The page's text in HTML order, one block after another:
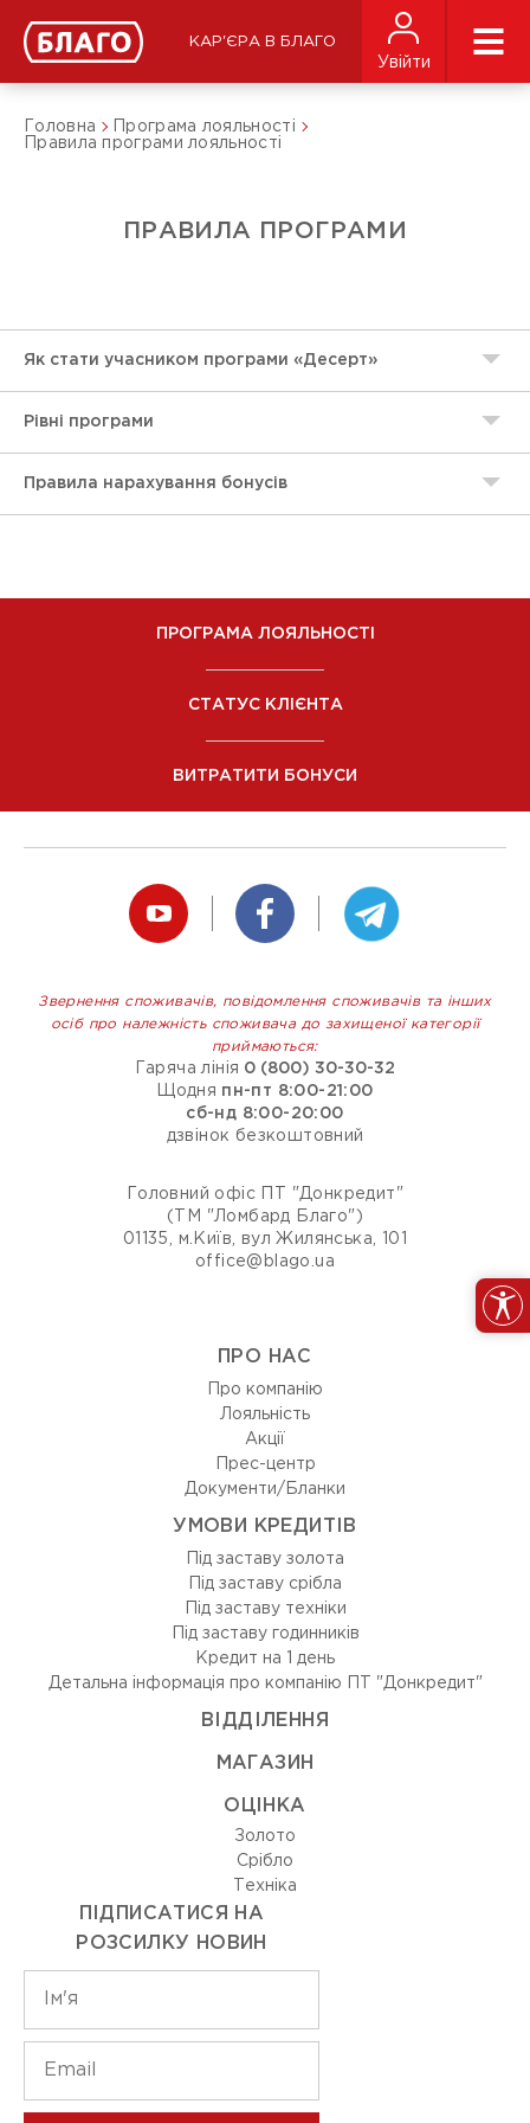
КАР'ЄРА В БЛАГО
Увійти
Головна
Програма лояльності
Правила програми лояльності
ПРАВИЛА ПРОГРАМИ
Як стати учасником програми «Десерт»
Рівні програми
Правила нарахування бонусів
ПРОГРАМА ЛОЯЛЬНОСТІ
СТАТУС КЛІЄНТА
ВИТРАТИТИ БОНУСИ
Звернення споживачів, повідомлення споживачів та інших
осіб про належність споживача до захищеної категорії
приймаються:
Гаряча лінія 0 (800) 30-30-32
Щодня пн-пт 8:00-21:00
сб-нд 8:00-20:00
дзвінок безкоштовний
Головний офіс ПТ "Донкредит"
(ТМ "Ломбард Благо")
01135, м.Київ, вул Жилянська, 101
office@blago.ua
ПРО НАС
Про компанію
Лояльність
Акції
Прес-центр
Документи/Бланки
УМОВИ КРЕДИТІВ
Під заставу золота
Під заставу срібла
Під заставу техніки
Під заставу годинників
Кредит на 1 день
Детальна інформація про компанію ПТ "Донкредит"
ВIДДIЛЕННЯ
МАГАЗИН
ОЦIНКА
Золото
Срiбло
Технiка
ПІДПИСАТИСЯ НА
РОЗСИЛКУ НОВИН